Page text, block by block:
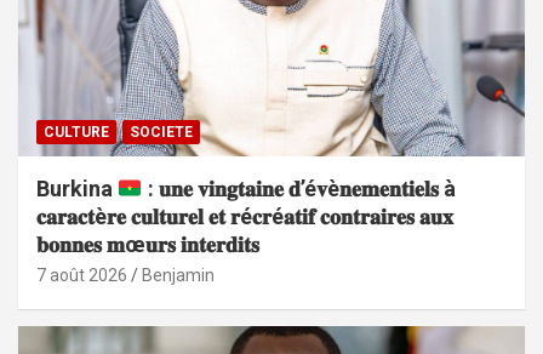
CULTURE SOCIETE
Burkina
: 𝐮𝐧𝐞 𝐯𝐢𝐧𝐠𝐭𝐚𝐢𝐧𝐞 𝐝’é𝐯è𝐧𝐞𝐦𝐞𝐧𝐭𝐢𝐞𝐥𝐬 à
𝐜𝐚𝐫𝐚𝐜𝐭è𝐫𝐞 𝐜𝐮𝐥𝐭𝐮𝐫𝐞𝐥 𝐞𝐭 𝐫é𝐜𝐫é𝐚𝐭𝐢𝐟 𝐜𝐨𝐧𝐭𝐫𝐚𝐢𝐫𝐞𝐬 𝐚𝐮𝐱
𝐛𝐨𝐧𝐧𝐞𝐬 𝐦œ𝐮𝐫𝐬 𝐢𝐧𝐭𝐞𝐫𝐝𝐢𝐭𝐬
7 août 2026 Benjamin